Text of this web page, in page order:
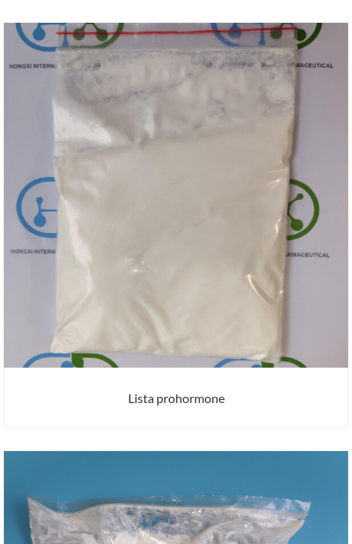
Lista prohormone